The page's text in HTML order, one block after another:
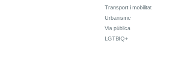
Transport i mobilitat
Urbanisme
Via pública
LGTBIQ+